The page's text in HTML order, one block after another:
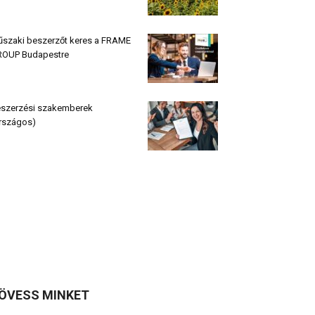
beszerzőt keres a FRAME
Budapestre
szakemberek
MINKET